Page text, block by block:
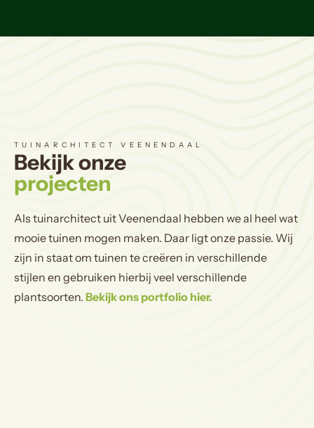
TUINARCHITECT VEENENDAAL
Bekijk onze
projecten
Als tuinarchitect uit Veenendaal hebben we al heel wat
mooie tuinen mogen maken. Daar ligt onze passie. Wij
zijn in staat om tuinen te creëren in verschillende
stijlen en gebruiken hierbij veel verschillende
plantsoorten. Bekijk ons portfolio hier.